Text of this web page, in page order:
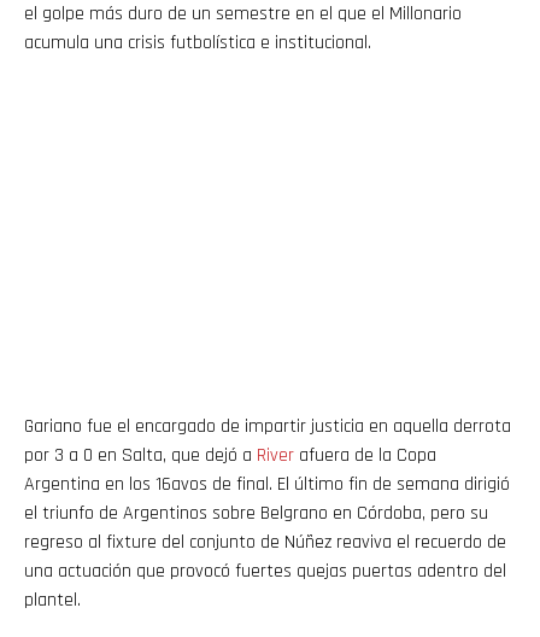
el golpe más duro de un semestre en el que el Millonario
acumula una crisis futbolística e institucional.
Gariano fue el encargado de impartir justicia en aquella derrota
por 3 a 0 en Salta, que dejó a River afuera de la Copa
Argentina en los 16avos de final. El último fin de semana dirigió
el triunfo de Argentinos sobre Belgrano en Córdoba, pero su
regreso al fixture del conjunto de Núñez reaviva el recuerdo de
una actuación que provocó fuertes quejas puertas adentro del
plantel.